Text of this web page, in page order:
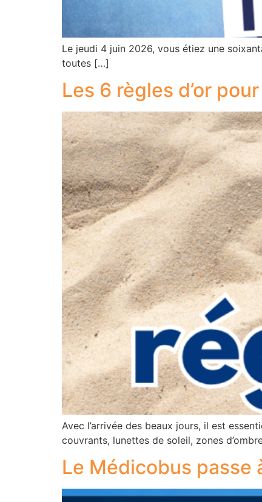
Le jeudi 4 juin 2026, vous étiez une
toutes […]
Les 6 règles d’or
Avec l’arrivée des beaux jours, il est
couvrants, lunettes de soleil, zones
Le Médicobus passe